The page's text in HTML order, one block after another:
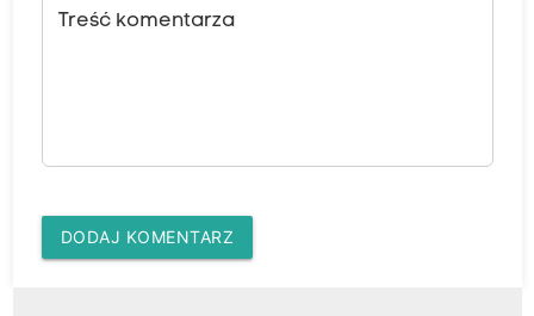
Treść komentarza
DODAJ KOMENTARZ